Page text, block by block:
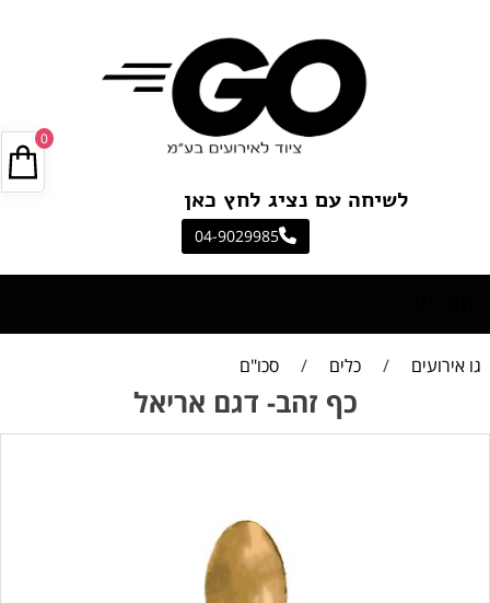
לשיחה עם נציג לחץ כאן
04-9029985
גו אירועים / כלים / סכו"ם
כף זהב- דגם אריאל
0